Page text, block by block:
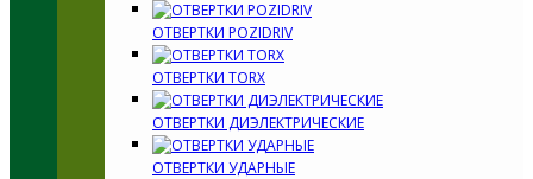
ОТВЕРТКИ POZIDRIV
ОТВЕРТКИ TORX
ОТВЕРТКИ ДИЭЛЕКТРИЧЕСКИЕ
ОТВЕРТКИ УДАРНЫЕ